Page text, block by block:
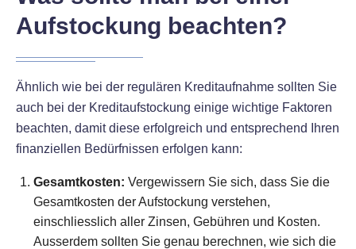
Aufstockung beachten?
Ähnlich wie bei der regulären Kreditaufnahme sollten Sie
auch bei der Kreditaufstockung einige wichtige Faktoren
beachten, damit diese erfolgreich und entsprechend Ihren
finanziellen Bedürfnissen erfolgen kann:
Gesamtkosten: Vergewissern Sie sich, dass Sie die
Gesamtkosten der Aufstockung verstehen,
einschliesslich aller Zinsen, Gebühren und Kosten.
Ausserdem sollten Sie genau berechnen, wie sich die